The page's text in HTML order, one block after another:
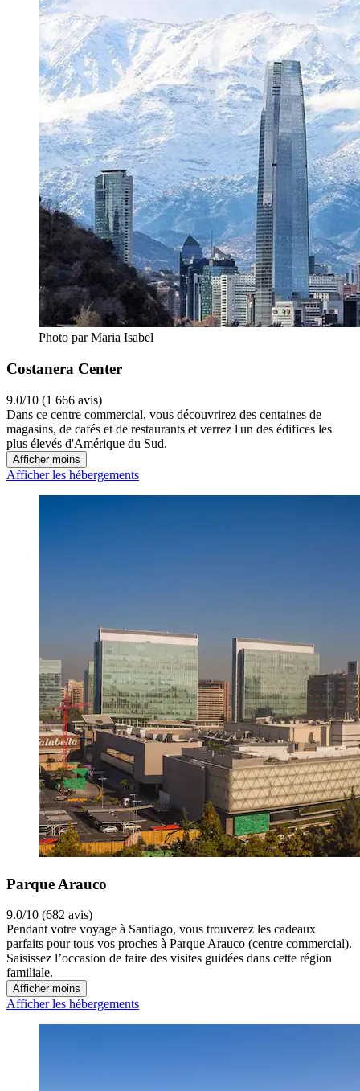
Photo par Maria Isabel
Costanera Center
9.0/10 (1 666 avis)
Dans ce centre commercial, vous découvrirez des centaines de
magasins, de cafés et de restaurants et verrez l'un des édifices les
plus élevés d'Amérique du Sud.
Afficher moins
Afficher les hébergements
Parque Arauco
9.0/10 (682 avis)
Pendant votre voyage à Santiago, vous trouverez les cadeaux
parfaits pour tous vos proches à Parque Arauco (centre commercial).
Saisissez l’occasion de faire des visites guidées dans cette région
familiale.
Afficher moins
Afficher les hébergements